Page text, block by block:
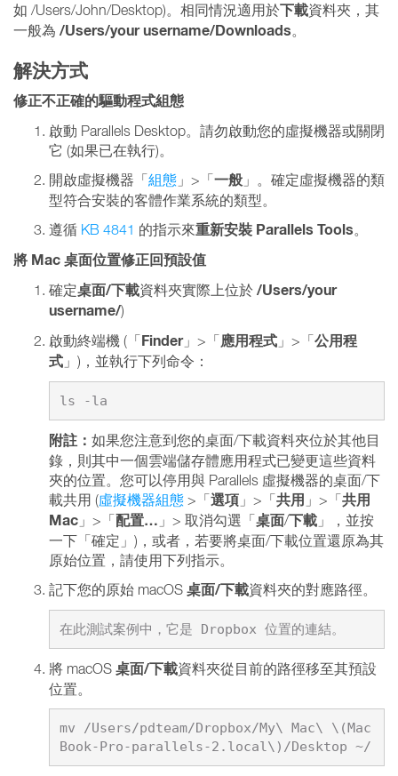
如 /Users/John/Desktop)。相同情況適用於下載資料夾，其
一般為 /Users/your username/Downloads。
解決方式
修正不正確的驅動程式組態
啟動 Parallels Desktop。請勿啟動您的虛擬機器或關閉
它 (如果已在執行)。
開啟虛擬機器「組態 」>「一般 」。確定虛擬機器的類
型符合安裝的客體作業系統的類型。
遵循 KB 4841 的指示來重新安裝 Parallels Tools。
將 Mac 桌面位置修正回預設值
確定桌面/下載資料夾實際上位於 /Users/your
username/)
啟動終端機 (「Finder」>「應用程式 」>「公用程
式 」)，並執行下列命令：
ls -la
附註： 如果您注意到您的桌面/下載資料夾位於其他目
錄，則其中一個雲端儲存體應用程式已變更這些資料
夾的位置。您可以停用與 Parallels 虛擬機器的桌面/下
載共用 (虛擬機器組態 >「選項 」>「共用 」>「共用
Mac 」>「配置… 」> 取消勾選「桌面/下載 」，並按
一下「確定」)，或者，若要將桌面/下載位置還原為其
原始位置，請使用下列指示。
記下您的原始 macOS 桌面/下載資料夾的對應路徑。
在此測試案例中，它是 Dropbox 位置的連結。
將 macOS 桌面/下載資料夾從目前的路徑移至其預設
位置。
mv /Users/pdteam/Dropbox/My\ Mac\ \(Mac
Book-Pro-parallels-2.local\)/Desktop ~/